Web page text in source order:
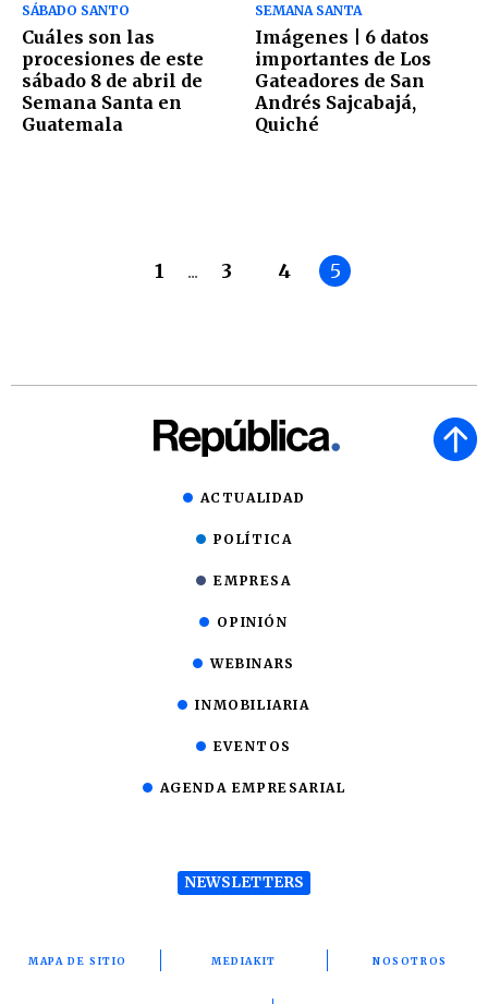
SÁBADO SANTO
Cuáles son las
procesiones de este
sábado 8 de abril de
Semana Santa en
Guatemala
SEMANA SANTA
Imágenes | 6 datos
importantes de Los
Gateadores de San
Andrés Sajcabajá,
Quiché
1 ... 3 4 5
ACTUALIDAD
POLÍTICA
EMPRESA
OPINIÓN
WEBINARS
INMOBILIARIA
EVENTOS
AGENDA EMPRESARIAL
NEWSLETTERS
MAPA DE SITIO MEDIAKIT NOSOTROS